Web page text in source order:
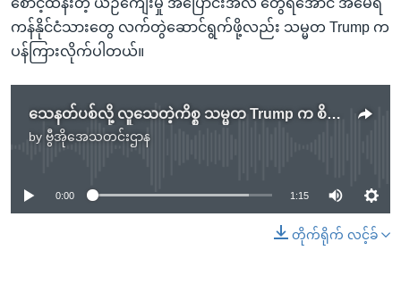
ကန်နိုင်ငံသားတွေ လက်တွဲဆောင်ရွက်ဖို့လည်း သမ္မတ Trump က
ပန်ကြားလိုက်ပါတယ်။
သေနတ်ပစ်လို့ လူသေတဲ့ကိစ္စ သမ္မတ Trump က စိတ်ဝေဒနာ ကာကွယ်ရေးပြောကြား
by ဗွီအိုအေသတင်းဌာန
No media source currently available
0:00 1:15
တိုက်ရိုက် လင့်ခ်